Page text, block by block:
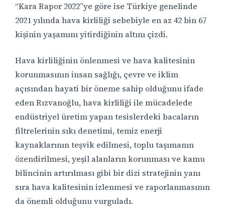
“Kara Rapor 2022”ye göre ise Türkiye genelinde
2021 yılında hava kirliliği sebebiyle en az 42 bin 67
kişinin yaşamını yitirdiğinin altını çizdi.
Hava kirliliğinin önlenmesi ve hava kalitesinin
korunmasının insan sağlığı, çevre ve iklim
açısından hayati bir öneme sahip olduğunu ifade
eden Rızvanoğlu, hava kirliliği ile mücadelede
endüstriyel üretim yapan tesislerdeki bacaların
filtrelerinin sıkı denetimi, temiz enerji
kaynaklarının teşvik edilmesi, toplu taşımanın
özendirilmesi, yeşil alanların korunması ve kamu
bilincinin artırılması gibi bir dizi stratejinin yanı
sıra hava kalitesinin izlenmesi ve raporlanmasının
da önemli olduğunu vurguladı.